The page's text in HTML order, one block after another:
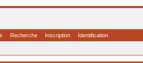
Recherche Inscription Identification